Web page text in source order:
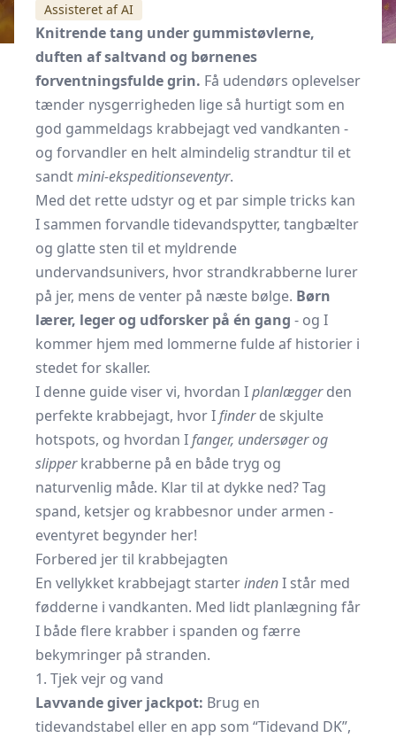
Assisteret af AI
Knitrende tang under gummistøvlerne,
duften af saltvand og børnenes
forventningsfulde grin. Få udendørs oplevelser
tænder nysgerrigheden lige så hurtigt som en
god gammeldags krabbejagt ved vandkanten -
og forvandler en helt almindelig strandtur til et
sandtmini-ekspeditionseventyr.
Med det rette udstyr og et par simple tricks kan
I sammen forvandle tidevandspytter, tangbælter
og glatte sten til et myldrende
undervandsunivers, hvor strandkrabberne lurer
på jer, mens de venter på næste bølge. Børn
lærer, leger og udforsker på én gang - og I
kommer hjem med lommerne fulde af historier i
stedet for skaller.
I denne guide viser vi, hvordan Iplanlæggerden
perfekte krabbejagt, hvor Ifinderde skjulte
hotspots, og hvordan Ifanger, undersøger og
slipperkrabberne på en både tryg og
naturvenlig måde. Klar til at dykke ned? Tag
spand, ketsjer og krabbesnor under armen -
eventyret begynder her!
Forbered jer til krabbejagten
En vellykket krabbejagt starterindenI står med
fødderne i vandkanten. Med lidt planlægning får
I både flere krabber i spanden og færre
bekymringer på stranden.
1. Tjek vejr og vand
Lavvande giver jackpot: Brug en
tidevandstabel eller en app som “Tidevand DK”,